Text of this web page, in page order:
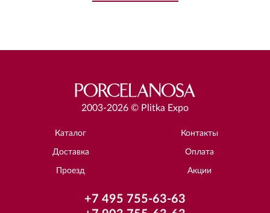
2003-2026 © Plitka Expo
Каталог Контакты
Доставка Оплата
Проезд Акции
+7 495 755-63-63